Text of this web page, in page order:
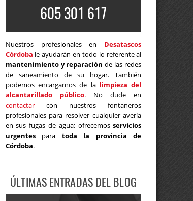
605 301 617
Nuestros profesionales en Desatascos
Córdoba le ayudarán en todo lo referente al
mantenimiento y reparación de las redes
de saneamiento de su hogar. También
podemos encargarnos de la limpieza del
alcantarillado público. No dude en
contactarcon nuestros fontaneros
profesionales para resolver cualquier avería
en sus fugas de agua; ofrecemosservicios
urgentespara toda la provincia de
Córdoba.
ÚLTIMAS ENTRADAS DEL BLOG